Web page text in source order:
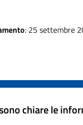
: 25 settembre
chiare le